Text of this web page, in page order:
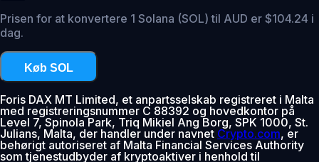
Prisen for at konvertere 1 Solana (SOL) til AUD er $104.24 i
dag.
Køb SOL
Foris DAX MT Limited, et anpartsselskab registreret i Malta
med registreringsnummer C 88392 og hovedkontor på
Level 7, Spinola Park, Triq Mikiel Ang Borg, SPK 1000, St.
Julians, Malta, der handler under navnet Crypto.com, er
behørigt autoriseret af Malta Financial Services Authority
som tjenestudbyder af kryptoaktiver i henhold til